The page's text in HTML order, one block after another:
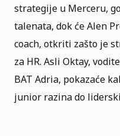
strategije u Merceru,
talenata, dok će Alen
coach, otkriti zašto je
za HR. Asli Oktay,
BAT Adria, pokazaće
junior razina do